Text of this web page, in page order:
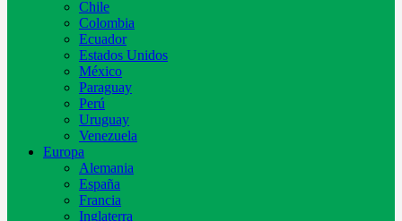
Chile
Colombia
Ecuador
Estados Unidos
México
Paraguay
Perú
Uruguay
Venezuela
Europa
Alemania
España
Francia
Inglaterra